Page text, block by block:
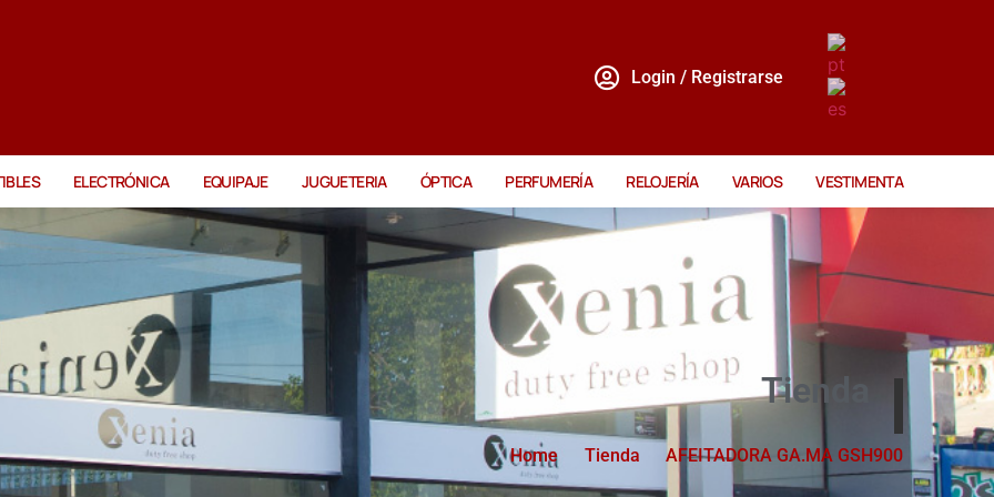
Login / Registrarse
ELECTRÓNICA EQUIPAJE JUGUETERIA ÓPTICA PERFUMERÍA RELOJERÍA VARIOS VESTIMENTA
Tienda
Home Tienda AFEITADORA GA.MA GSH900